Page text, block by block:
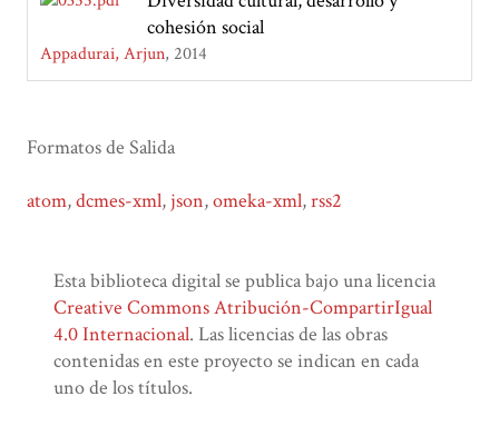
cohesión social
Appadurai, Arjun 2014
Formatos de Salida
atom,dcmes-xml, json,omeka-xml,rss2
Esta biblioteca digital se publica bajo una licencia
Creative Commons Atribución-CompartirIgual
4.0 Internacional. Las licencias de las obras
contenidas en este proyecto se indican en cada
uno de los títulos.